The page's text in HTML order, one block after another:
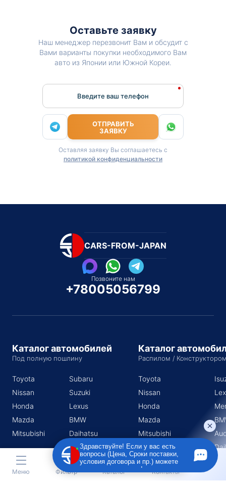
Оставьте заявку
Наш менеджер перезвонит Вам и обсудит с
Вами варианты покупки необходимого Вам
авто из Японии или Южной Кореи.
Введите ваш телефон
ОТПРАВИТЬ
ЗАЯВКУ
Оставляя заявку Вы соглашаетесь с
политикой конфиденциальности
CARS-FROM-JAPAN
Позвоните нам
+78005056799
Каталог автомобилей
Под полную пошлину
Toyota
Nissan
Honda
Mazda
Mitsubishi
Subaru
Suzuki
Lexus
BMW
Daihatsu
Каталог
Распилом /
Toyota
Nissan
Honda
Mazda
Mitsubishi
Subaru
Suzuki
Меню Фильтр Каталог Контакты
Здравствуйте! Если у вас есть
вопросы (Цена, Сроки поставки,
условия договора и пр.) можете
задать их мне в чат!